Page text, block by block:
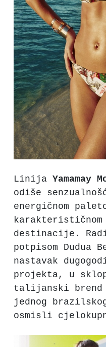
Linija Yamamay
odiše
energičnom
destinacije.
potpisom Dudua
nastavak
projekta, u
talijanski
jednog
osmisli